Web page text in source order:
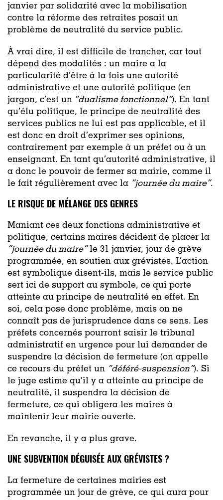
janvier par solidarité avec la mobilisation
contre la réforme des retraites posait un
problème de neutralité du service public.
À vrai dire, il est difficile de trancher, car tout
dépend des modalités : un maire a la
particularité d’être à la fois une autorité
administrative et une autorité politique (en
jargon, c’est un “dualisme fonctionnel”). En tant
qu’élu politique, le principe de neutralité des
services publics ne lui est pas applicable, et il
est donc en droit d’exprimer ses opinions,
contrairement par exemple à un préfet ou à un
enseignant. En tant qu’autorité administrative, il
a donc le pouvoir de fermer sa mairie, comme il
le fait régulièrement avec la “journée du maire”.
LE RISQUE DE MÉLANGE DES GENRES
Maniant ces deux fonctions administrative et
politique, certains maires décident de placer la
“journée du maire”le 31 janvier, jour de grève
programmée, en soutien aux grévistes. L’action
est symbolique disent-ils, mais le service public
sert ici de support au symbole, ce qui porte
atteinte au principe de neutralité en effet. En
soi, cela pose donc problème, mais on ne
connaît pas de jurisprudence dans ce sens. Les
préfets concernés pourront saisir le tribunal
administratif en urgence pour lui demander de
suspendre la décision de fermeture (on appelle
ce recours du préfet un “déféré-suspension”). Si
le juge estime qu’il y a atteinte au principe de
neutralité, il suspendra la décision de
fermeture, ce qui obligera les maires à
maintenir leur mairie ouverte.
En revanche, il y a plus grave.
UNE SUBVENTION DÉGUISÉE AUX GRÉVISTES ?
La fermeture de certaines mairies est
programmée un jour de grève, ce qui aura pour